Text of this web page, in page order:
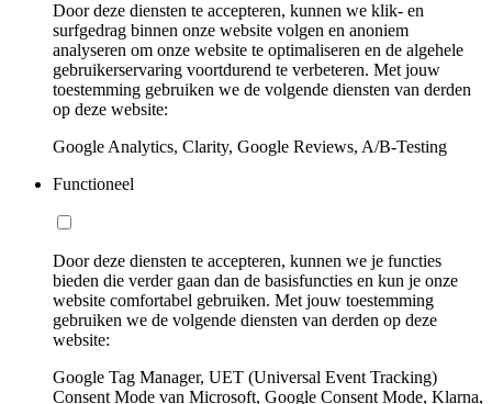
Door deze diensten te accepteren, kunnen we klik- en
surfgedrag binnen onze website volgen en anoniem
analyseren om onze website te optimaliseren en de algehele
gebruikerservaring voortdurend te verbeteren. Met jouw
toestemming gebruiken we de volgende diensten van derden
op deze website:
Google Analytics, Clarity, Google Reviews, A/B-Testing
Functioneel
Door deze diensten te accepteren, kunnen we je functies
bieden die verder gaan dan de basisfuncties en kun je onze
website comfortabel gebruiken. Met jouw toestemming
gebruiken we de volgende diensten van derden op deze
website:
Google Tag Manager, UET (Universal Event Tracking)
Consent Mode van Microsoft, Google Consent Mode, Klarna,